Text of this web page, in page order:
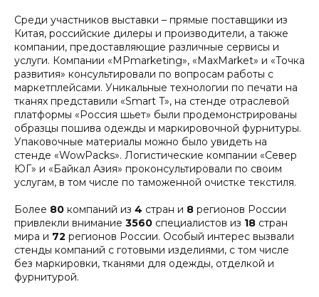
Среди участников выставки – прямые поставщики из
Китая, российские дилеры и производители, а также
компании, предоставляющие различные сервисы и
услуги. Компании «MPmarketing», «MaxMarket» и «Точка
развития» консультировали по вопросам работы с
маркетплейсами. Уникальные технологии по печати на
тканях представили «Smart T», на стенде отраслевой
платформы «Россия шьет» были продемонстрированы
образцы пошива одежды и маркировочной фурнитуры.
Упаковочные материалы можно было увидеть на
стенде «WowPacks». Логистические компании «Север
ЮГ» и «Байкал Азия» проконсультировали по своим
услугам, в том числе по таможенной очистке текстиля.
Более 80 компаний из 4 стран и 8 регионов России
привлекли внимание 3560 специалистов из 18 стран
мира и 72 регионов России. Особый интерес вызвали
стенды компаний с готовыми изделиями, с том числе
без маркировки, тканями для одежды, отделкой и
фурнитурой.